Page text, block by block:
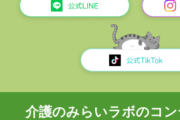
介護のみらいラボのコ